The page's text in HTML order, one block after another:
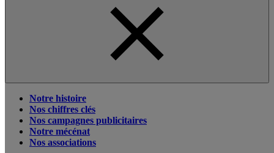
Notre histoire
Nos chiffres clés
Nos campagnes publicitaires
Notre mécénat
Nos associations